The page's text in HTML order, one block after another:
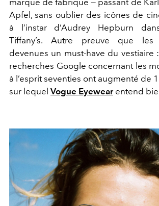
marque de fabrique — passant de
Apfel, sans oublier des icônes de
à l’instar d’Audrey Hepburn
Tiffany’s. Autre preuve que
devenues un must-have du vestiaire
recherches Google concernant les
à l’esprit seventies ont augmenté de
sur lequel Vogue Eyewearentend